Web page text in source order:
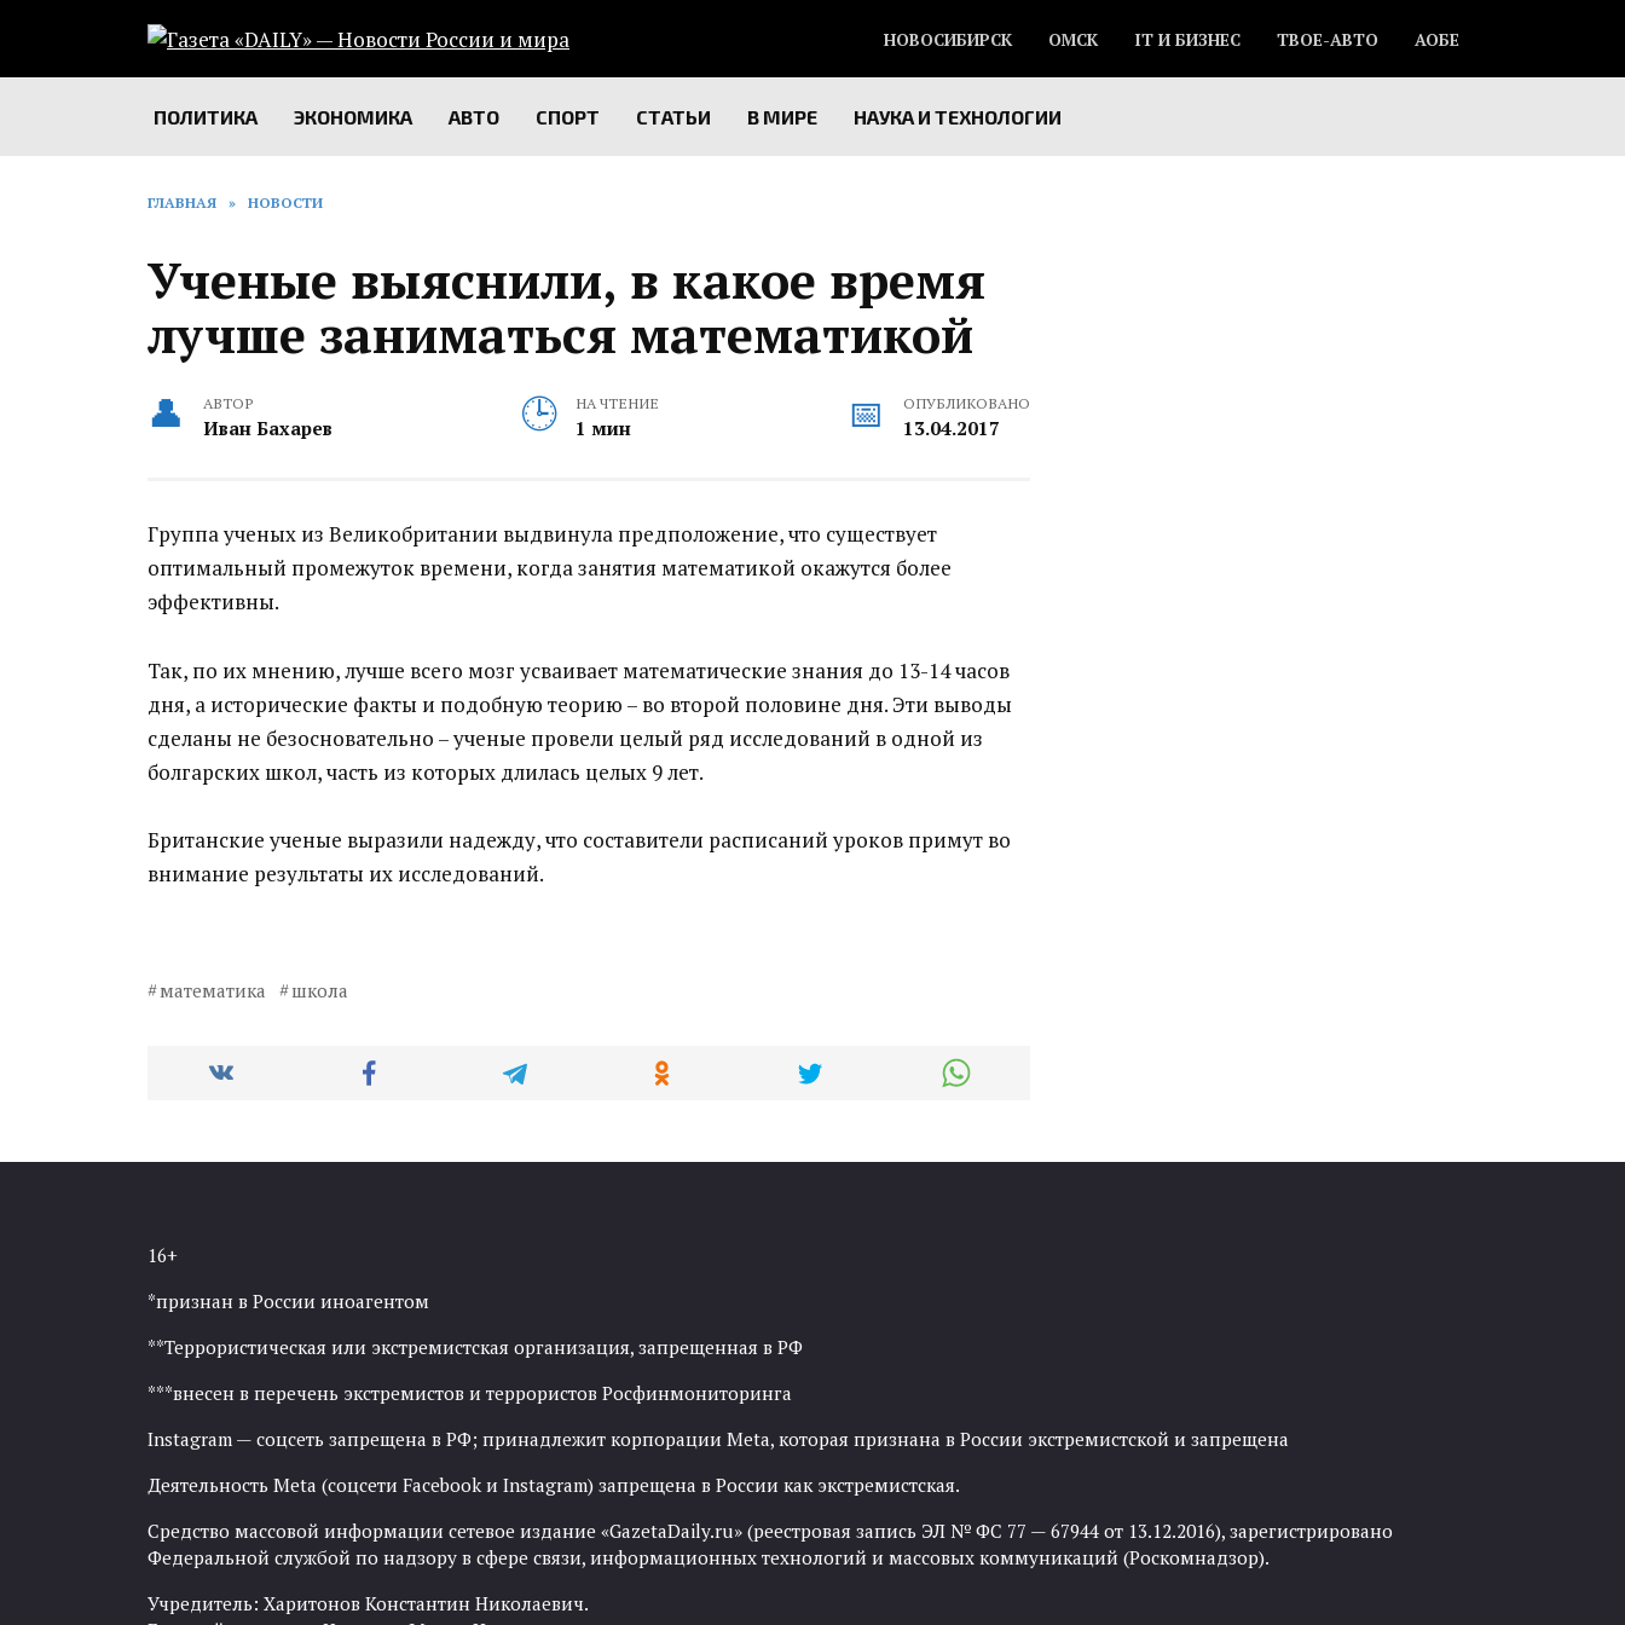
содержанию
НОВОСИБИРСК ОМСК IT И БИЗНЕС ТВОЕ-АВТО АОБЕ
ПОЛИТИКА ЭКОНОМИКА АВТО СПОРТ СТАТЬИ В МИРЕ НАУКА И ТЕХНОЛОГИИ
ГЛАВНАЯ » НОВОСТИ
Ученые выяснили, в какое время
лучше заниматься математикой
АВТОР
Иван Бахарев
НА ЧТЕНИЕ
1 мин
ОПУБЛИКОВАНО
13.04.2017
Группа ученых из Великобритании выдвинула предположение, что существует
оптимальный промежуток времени, когда занятия математикой окажутся более
эффективны.
Так, по их мнению, лучше всего мозг усваивает математические знания до 13-14 часов
дня, а исторические факты и подобную теорию – во второй половине дня. Эти выводы
сделаны не безосновательно – ученые провели целый ряд исследований в одной из
болгарских школ, часть из которых длилась целых 9 лет.
Британские ученые выразили надежду, что составители расписаний уроков примут во
внимание результаты их исследований.
математика школа
16+
*признан в России иноагентом
**Террористическая или экстремистская организация, запрещенная в РФ
***внесен в перечень экстремистов и террористов Росфинмониторинга
Instagram — соцсеть запрещена в РФ; принадлежит корпорации Meta, которая признана в России экстремистской и запрещена
Деятельность Meta (соцсети Facebook и Instagram) запрещена в России как экстремистская.
Средство массовой информации сетевое издание «GazetaDaily.ru» (реестровая запись ЭЛ № ФС 77 — 67944 от 13.12.2016), зарегистрировано
Федеральной службой по надзору в сфере связи, информационных технологий и массовых коммуникаций (Роскомнадзор).
Учредитель: Харитонов Константин Николаевич.